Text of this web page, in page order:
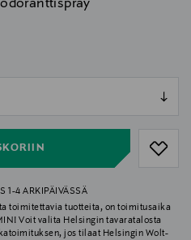
1-4 ARKIPÄIVÄSSÄ
toimitettavia tuotteita, on toimitusaika
Voit valita Helsingin tavaratalosta
jos tilaat Helsingin Wolt-